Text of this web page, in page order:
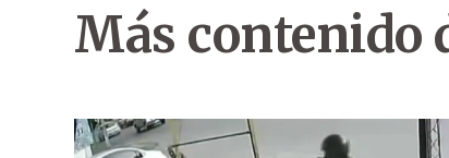
Más contenido